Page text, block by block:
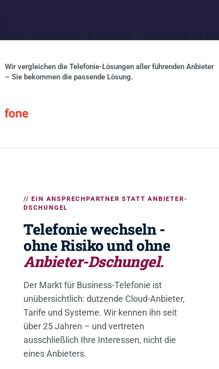
Wir vergleichen die Telefonie-Lösungen aller führenden Anbieter
– Sie bekommen die passende Lösung.
// EIN ANSPRECHPARTNER STATT ANBIETER-
DSCHUNGEL
Telefonie wechseln -
ohne Risiko und ohne
Anbieter-Dschungel.
Der Markt für Business-Telefonie ist
unübersichtlich: dutzende Cloud-Anbieter,
Tarife und Systeme. Wir kennen ihn seit
über 25 Jahren – und vertreten
ausschließlich Ihre Interessen, nicht die
eines Anbieters.